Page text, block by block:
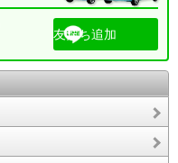
友だち追加